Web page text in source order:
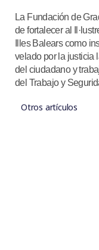
La Fundación de
de fortalecer al
Illes Balears como
velado por la justicia
del ciudadano y
del Trabajo y
Otros artículos